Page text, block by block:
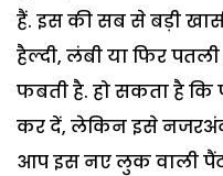
हैं. इस की सब से बड़ी
हैल्दी, लंबी या फिर
फबती है. हो सकता है
कर दें, लेकिन इसे
आप इस नए लुक वाली पैंट